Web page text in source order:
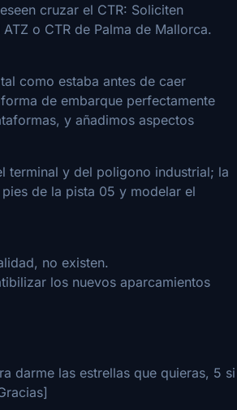
cruzar el CTR: Soliciten
o CTR de Palma de Mallorca.
como estaba antes de caer
de embarque perfectamente
y añadimos aspectos
terminal y del poligono industrial; la
de la pista 05 y modelar el
no existen.
los nuevos aparcamientos
darme las estrellas que quieras, 5 si